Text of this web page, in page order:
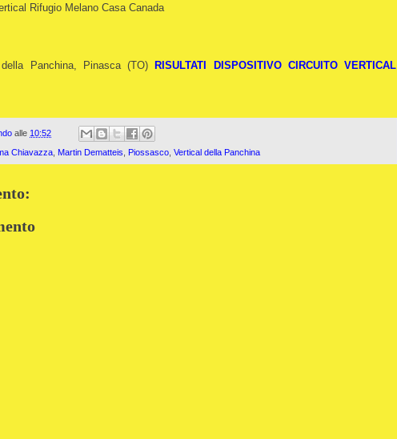
Rifugio Melano Casa Canada
Panchina, Pinasca (TO) RISULTATI
DISPOSITIVO CIRCUITO VERTICAL
alle 10:52
Chiavazza Martin Dematteis Piossasco Vertical della Panchina